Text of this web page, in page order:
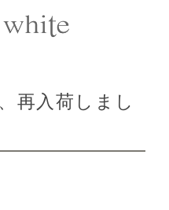
再入荷しまし